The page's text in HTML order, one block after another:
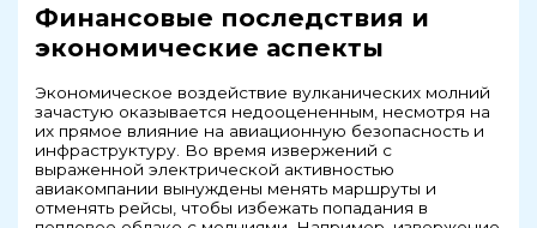
Финансовые последствия и
экономические аспекты
Экономическое воздействие вулканических молний
зачастую оказывается недооцененным, несмотря на
их прямое влияние на авиационную безопасность и
инфраструктуру. Во время извержений с
выраженной электрической активностью
авиакомпании вынуждены менять маршруты и
отменять рейсы, чтобы избежать попадания в